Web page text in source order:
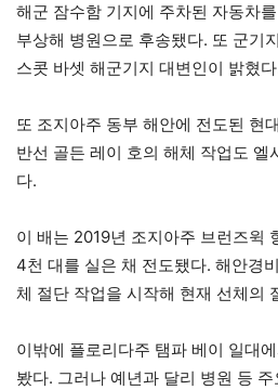
해군 잠수함 기지에 주차된 자동차
부상해 병원으로 후송됐다. 또 군기
스콧 바셋 해군기지 대변인이 밝혔
또 조지아주 동부 해안에 전도된 현
반선 골든 레이 호의 해체 작업도 엘
다.
이 배는 2019년 조지아주 브런즈윅
4천 대를 실은 채 전도됐다. 해안경
체 절단 작업을 시작해 현재 선체의
이밖에 플로리다주 탬파 베이 일대
봤다. 그러나 예년과 달리 병원 등